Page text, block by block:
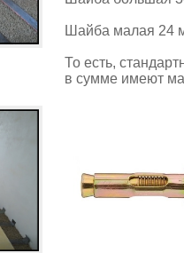
Шайба малая 24
То есть,
в сумме имеют